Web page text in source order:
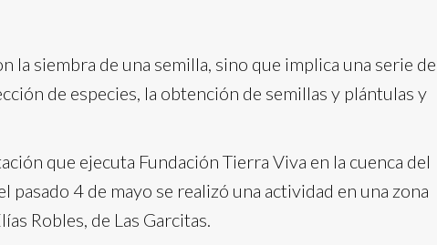
la siembra de una semilla, sino que implica una serie de
de especies, la obtención de semillas y plántulas y
que ejecuta Fundación Tierra Viva en la cuenca del
pasado 4 de mayo se realizó una actividad en una zona
Robles, de Las Garcitas.